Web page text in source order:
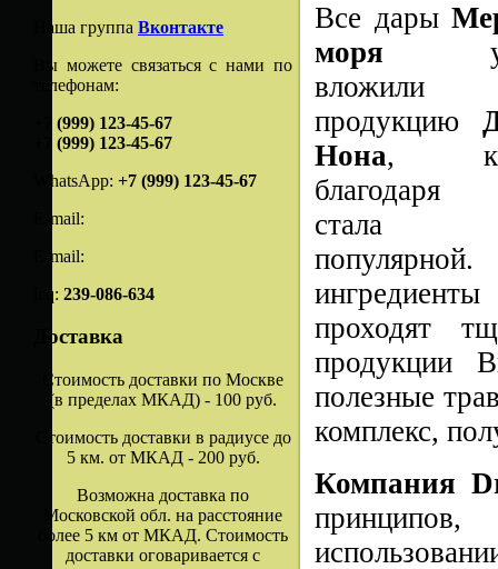
Наша группа Вконтакте
Вы можете связаться с нами по
телефонам:
+7 (999) 123-45-67
+7 (999) 123-45-67
WhatsApp: +7 (999) 123-45-67
E-mail:
E-mail:
icq: 239-086-634
Доставка
Стоимость доставки по Москве
(в пределах МКАД) - 100 руб.
Стоимость доставки в радиусе до
5 км. от МКАД - 200 руб.
Возможна доставка по
Московской обл. на расстояние
более 5 км от МКАД. Стоимость
доставки оговаривается с
Все дары
моря
продукцию
Нона,
благодаря
стала
ингредиенты
проходят
продукции
полезные
комплекс,
Компания